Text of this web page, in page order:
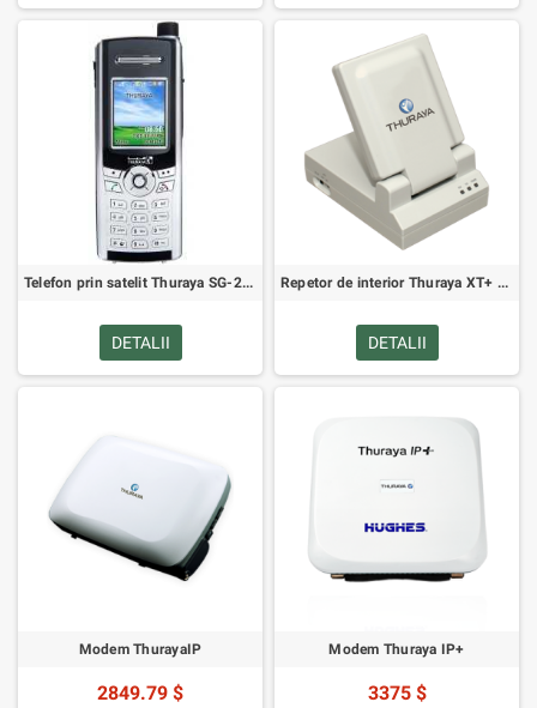
Telefon prin satelit Thuraya SG-2520
DETALII
Repetor de interior Thuraya XT+ cu un singur canal (portabil sau fix)
DETALII
Modem ThurayaIP
2849.79 $
Modem Thuraya IP+
3375 $